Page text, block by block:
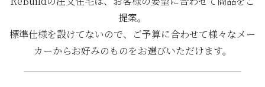
提案。
標準仕様を設けてないので、ご予算に合わせて様々なメー
カーからお好みのものをお選びいただけます。